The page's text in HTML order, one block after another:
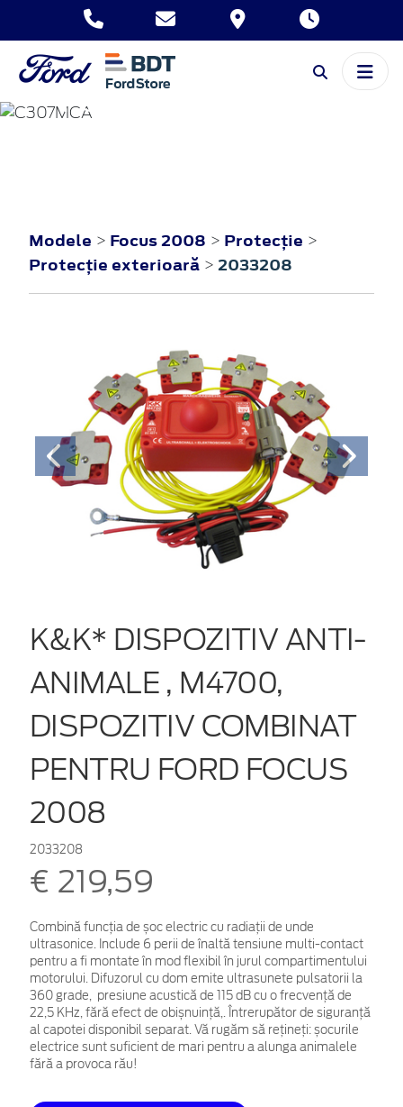
FOCUS
Modele > Focus 2008 > Protecţie >
Protecţie exterioară > 2033208
K&K* DISPOZITIV ANTI-
ANIMALE , M4700,
DISPOZITIV COMBINAT
PENTRU FORD FOCUS
2008
2033208
€ 219,59
Combină funcția de șoc electric cu radiații de unde
ultrasonice. Include 6 perii de înaltă tensiune multi-contact
pentru a fi montate în mod flexibil în jurul compartimentului
motorului. Difuzorul cu dom emite ultrasunete pulsatorii la
360 grade, presiune acustică de 115 dB cu o frecvență de
22,5 KHz, fără efect de obișnuință,.
Întrerupător de siguranță
al capotei disponibil separat. Vă rugăm să rețineți: șocurile
electrice sunt suficient de mari pentru a alunga animalele
fără a provoca rău!